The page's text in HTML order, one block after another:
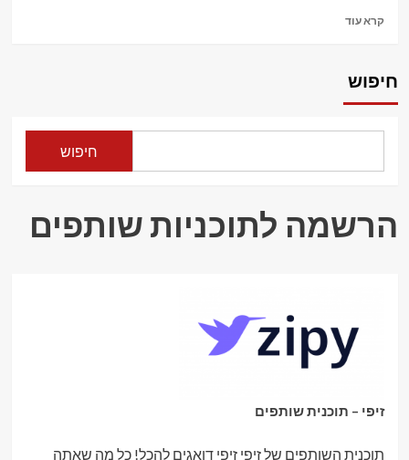
קרא עודRead
–
שמביאה
ותכנון
חיפוש
חיפוש
הרשמה לתוכניות שותפים
זיפי – תוכנית שותפים
תוכנית השותפים של זיפי זיפי דואגים להכל! כל מה שאתה